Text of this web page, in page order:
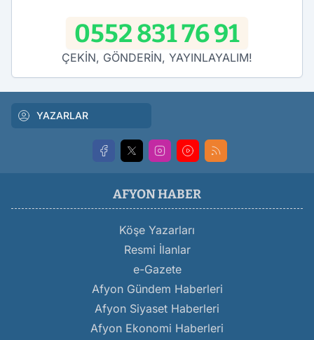
0552 831 76 91
ÇEKİN, GÖNDERİN, YAYINLAYALIM!
YAZARLAR
AFYON HABER
Köşe Yazarları
Resmi İlanlar
e-Gazete
Afyon Gündem Haberleri
Afyon Siyaset Haberleri
Afyon Ekonomi Haberleri